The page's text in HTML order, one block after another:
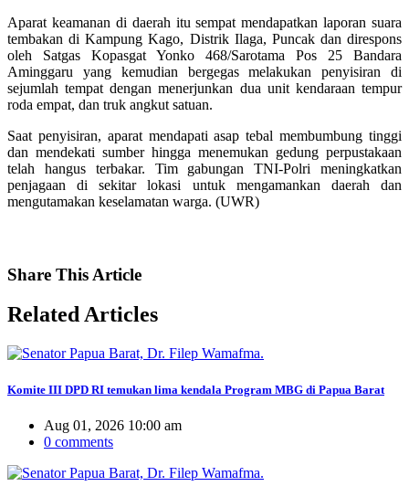
Aparat keamanan di daerah itu sempat mendapatkan laporan suara
tembakan di Kampung Kago, Distrik Ilaga, Puncak dan direspons
oleh Satgas Kopasgat Yonko 468/Sarotama Pos 25 Bandara
Aminggaru yang kemudian bergegas melakukan penyisiran di
sejumlah tempat dengan menerjunkan dua unit kendaraan tempur
roda empat, dan truk angkut satuan.
Saat penyisiran, aparat mendapati asap tebal membumbung tinggi
dan mendekati sumber hingga menemukan gedung perpustakaan
telah hangus terbakar. Tim gabungan TNI-Polri meningkatkan
penjagaan di sekitar lokasi untuk mengamankan daerah dan
mengutamakan keselamatan warga. (UWR)
Share This Article
RelatedArticles
Komite III DPD RI temukan lima kendala Program MBG di Papua Barat
Aug 01, 2026 10:00 am
0 comments